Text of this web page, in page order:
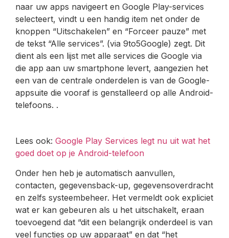
naar uw apps navigeert en Google Play-services
selecteert, vindt u een handig item net onder de
knoppen “Uitschakelen” en “Forceer pauze” met
de tekst “Alle services”. (via 9to5Google) zegt. Dit
dient als een lijst met alle services die Google via
die app aan uw smartphone levert, aangezien het
een van de centrale onderdelen is van de Google-
appsuite die vooraf is genstalleerd op alle Android-
telefoons. .
Lees ook: Google Play Services legt nu uit wat het
goed doet op je Android-telefoon
Onder hen heb je automatisch aanvullen,
contacten, gegevensback-up, gegevensoverdracht
en zelfs systeembeheer. Het vermeldt ook expliciet
wat er kan gebeuren als u het uitschakelt, eraan
toevoegend dat “dit een belangrijk onderdeel is van
veel functies op uw apparaat” en dat “het